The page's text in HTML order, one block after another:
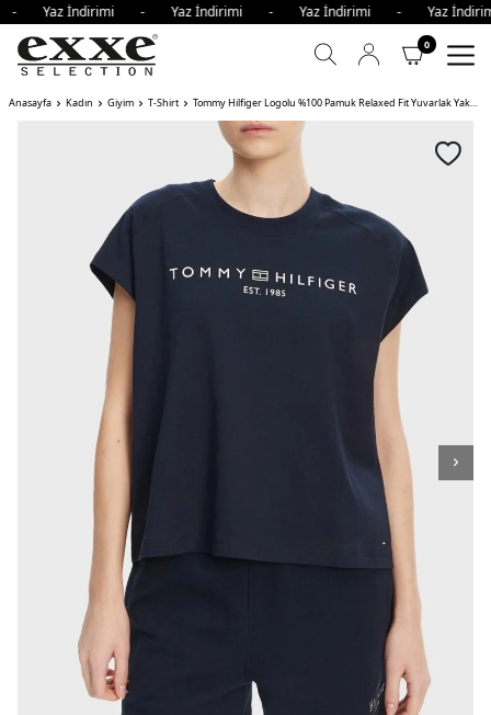
- Yaz İndirimi - Yaz İndirimi - Yaz İndirimi - Yaz
0
Anasayfa Kadın Giyim T-Shirt Tommy Hilfiger Logolu %100 Pamuk Relaxed Fit Yuvarlak Yaka Bayan T Shirt